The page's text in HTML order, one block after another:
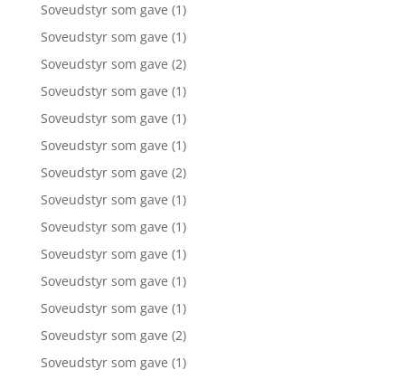
Soveudstyr som gave (1)
Soveudstyr som gave (1)
Soveudstyr som gave (2)
Soveudstyr som gave (1)
Soveudstyr som gave (1)
Soveudstyr som gave (1)
Soveudstyr som gave (2)
Soveudstyr som gave (1)
Soveudstyr som gave (1)
Soveudstyr som gave (1)
Soveudstyr som gave (1)
Soveudstyr som gave (1)
Soveudstyr som gave (2)
Soveudstyr som gave (1)